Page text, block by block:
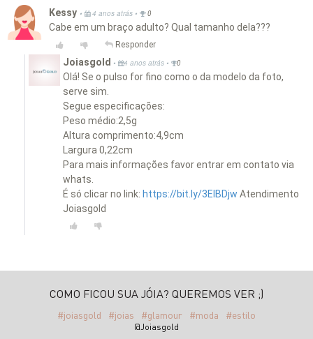
Kessy • 4 anos atrás • 0
Cabe em um braço adulto? Qual tamanho dela???
Responder
Joiasgold • 4 anos atrás • 0
Olá! Se o pulso for fino como o da modelo da foto,
serve sim.
Segue especificações:
Peso médio:2,5g
Altura comprimento:4,9cm
Largura 0,22cm
Para mais informações favor entrar em contato via
whats.
É só clicar no link: https://bit.ly/3EIBDjw Atendimento
Joiasgold
COMO FICOU SUA JÓIA? QUEREMOS VER ;)
#joiasgold #joias #glamour #moda #estilo
@Joiasgold